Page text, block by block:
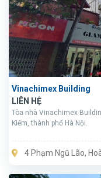
Vinachimex Building
LIÊN HỆ
Tòa nhà Vinachimex
Kiếm, thành phố Hà Nội.
4 Phạm Ngũ Lão,